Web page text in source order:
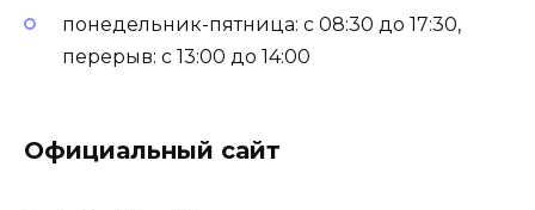
понедельник-пятница: с 08:30 до 17:30,
перерыв: с 13:00 до 14:00
Официальный сайт